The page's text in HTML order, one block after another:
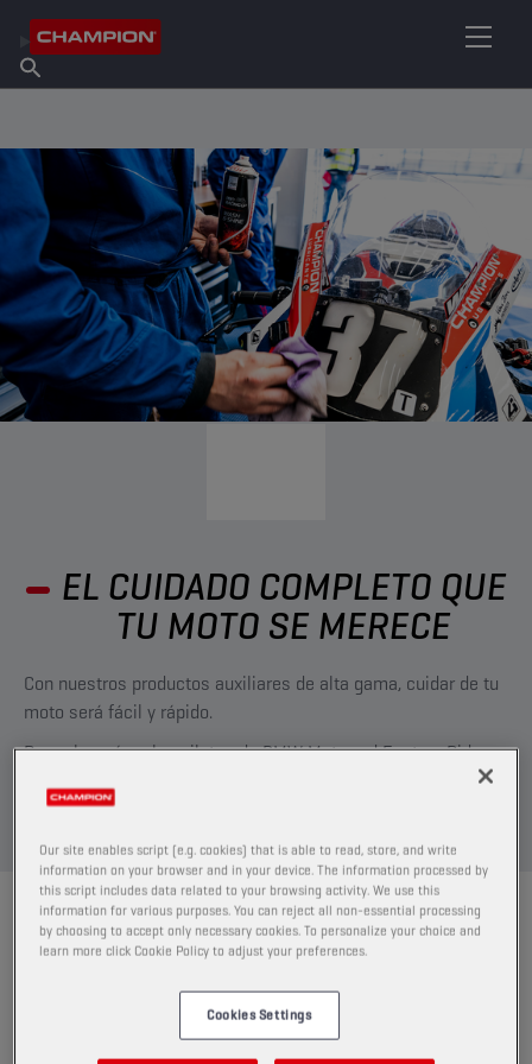
Acerca de champion
Encuentra un punto de venta
EL CUIDADO COMPLETO QUE
TU MOTO SE MERECE
Con nuestros productos auxiliares de alta gama, cuidar de tu
moto será fácil y rápido.
Descubre cómo los pilotos de BMW Motorrad Factory Riders
perfectas condiciones.
FORMA DE USO
LIMPIAR LA CADENA DE LA MOTO
¿Quieres pasar menos tiempo limpiando y más tiempo
Con nuestros productos auxiliares de alta gama, como
Our site enables script (e.g. cookies) that is able to read, store, and write
information on your browser and in your device. The information processed by
this script includes data related to your browsing activity. We use this
information for various purposes. You can reject all non-essential processing
by choosing to accept only necessary cookies. To personalize your choice and
learn more click Cookie Policy to adjust your preferences.
Cookies Settings